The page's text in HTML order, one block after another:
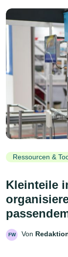
Ressourcen &
Kleinteile
FW Von